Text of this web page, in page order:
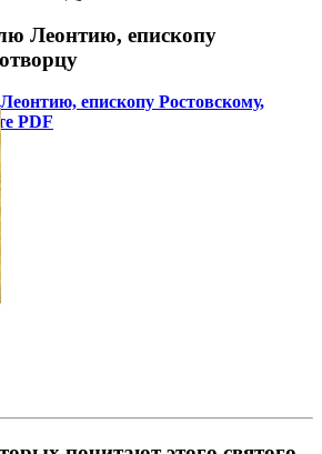
Леонтию, епископу
епископу Ростовскому,
PDF